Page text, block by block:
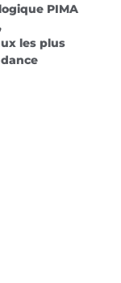
PIMA
les plus